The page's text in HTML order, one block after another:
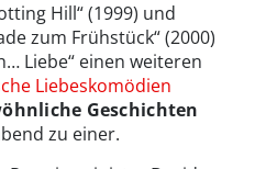
Hill“ (1999) und
zum Frühstück“ (2000)
Liebe“ einen weiteren
Liebeskomödien
Geschichten
zu einer.